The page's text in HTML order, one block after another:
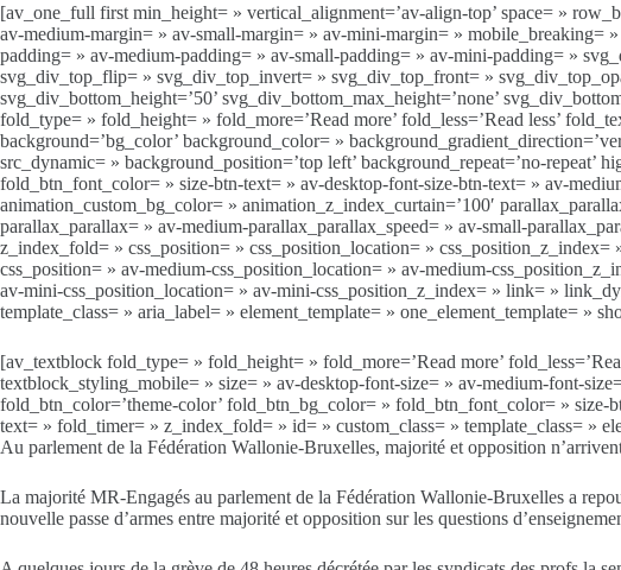
[av_one_full first min_height= » vertical_alignment=’av-align-top’ space= »
av-medium-margin= » av-small-margin= » av-mini-margin= » mobile_breaking=
padding= » av-medium-padding= » av-small-padding= » av-mini-padding= »
svg_div_top_flip= » svg_div_top_invert= » svg_div_top_front= »
svg_div_bottom_height=’50’ svg_div_bottom_max_height=’none’
fold_type= » fold_height= » fold_more=’Read more’ fold_less=’Read less’
background=’bg_color’ background_color= »
src_dynamic= » background_position=’top left’ background_repeat=’no-
fold_btn_font_color= » size-btn-text= » av-desktop-font-size-btn-text= » av-
animation_custom_bg_color= » animation_z_index_curtain=’100′
parallax_parallax= » av-medium-parallax_parallax_speed= » av-small-
z_index_fold= » css_position= » css_position_location= »
css_position= » av-medium-css_position_location= » av-medium-
av-mini-css_position_location= » av-mini-css_position_z_index= » link= »
template_class= » aria_label= » element_template= » one_element_template= »
[av_textblock fold_type= » fold_height= » fold_more=’Read more’
textblock_styling_mobile= » size= » av-desktop-font-size= » av-medium-font-
fold_btn_color=’theme-color’ fold_btn_bg_color= » fold_btn_font_color= »
text= » fold_timer= » z_index_fold= » id= » custom_class= » template_class= »
Au parlement de la Fédération Wallonie-Bruxelles, majorité et opposition
La majorité MR-Engagés au parlement de la Fédération Wallonie-Bruxelles a
nouvelle passe d’armes entre majorité et opposition sur les questions